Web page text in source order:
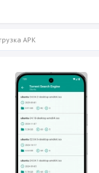
APK